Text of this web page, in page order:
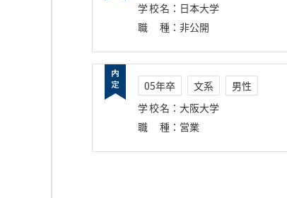
学校名 ： 日本大学
職種 ： 非公開
05年卒 文系
男性
学校名 ： 大阪大学
職種 ： 営業